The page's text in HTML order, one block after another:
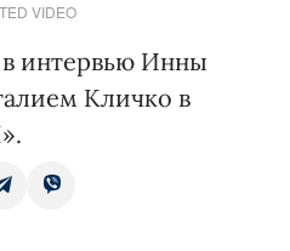
VIDEO
интервью Инны
Кличко в